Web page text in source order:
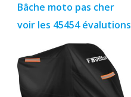
Bâche moto pas cher
voir les 45454 évalutions